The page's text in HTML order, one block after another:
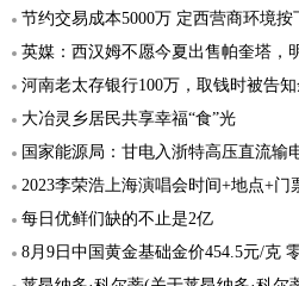
节约交易成本5000万 定西营商环境按
英媒：西汉姆不愿今夏出售帕奎塔，
河南老太存银行100万，取钱时被告
大冶灵乡居民共享幸福“食”光
国家能源局：甘电入浙特高压直流输
2023李荣浩上海演唱会时间+地点+门
每日优鲜们缺的不止是2亿
8月9日中国黄金基础金价454.5元/克